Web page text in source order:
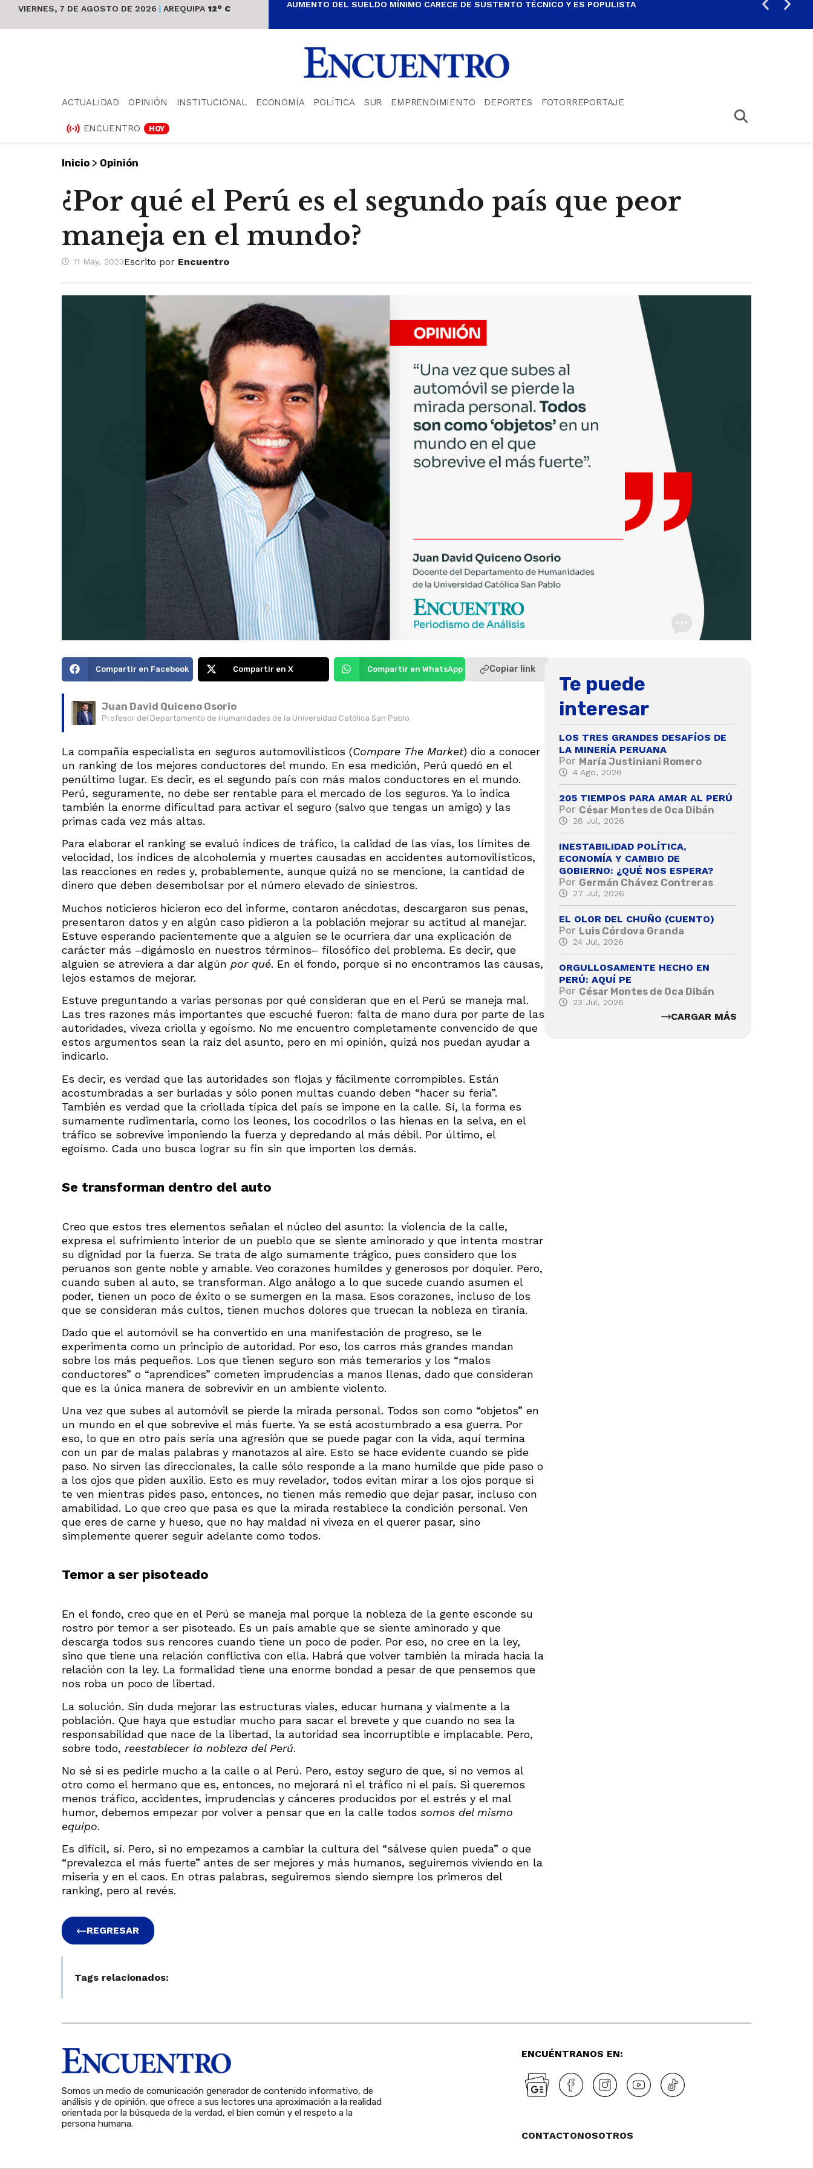
VIERNES, 7 DE AGOSTO DE 2026 | AREQUIPA 12° C AUMENTO DEL SUELDO MÍNIMO CARECE DE SUSTENTO TÉCNICO Y ES POPULISTA
ACTUALIDAD OPINIÓN INSTITUCIONAL ECONOMÍA POLÍTICA SUR EMPRENDIMIENTO DEPORTES FOTORREPORTAJE
ENCUENTRO HOY
Inicio > Opinión
¿Por qué el Perú es el segundo país que peor
maneja en el mundo?
11 May, 2023Escrito por Encuentro
Compartir en Facebook Compartir en X Compartir en WhatsApp Copiar link
Juan David Quiceno Osorio
Profesor del Departamento de Humanidades de la Universidad Católica San Pablo
La compañía especialista en seguros automovilísticos (Compare The Market) dio a conocer
un ranking de los mejores conductores del mundo. En esa medición, Perú quedó en el
penúltimo lugar. Es decir, es el segundo país con más malos conductores en el mundo.
Perú, seguramente, no debe ser rentable para el mercado de los seguros. Ya lo indica
también la enorme dificultad para activar el seguro (salvo que tengas un amigo) y las
primas cada vez más altas.
Para elaborar el ranking se evaluó índices de tráfico, la calidad de las vías, los límites de
velocidad, los índices de alcoholemia y muertes causadas en accidentes automovilísticos,
las reacciones en redes y, probablemente, aunque quizá no se mencione, la cantidad de
dinero que deben desembolsar por el número elevado de siniestros.
Muchos noticieros hicieron eco del informe, contaron anécdotas, descargaron sus penas,
presentaron datos y en algún caso pidieron a la población mejorar su actitud al manejar.
Estuve esperando pacientemente que a alguien se le ocurriera dar una explicación de
carácter más –digámoslo en nuestros términos– filosófico del problema. Es decir, que
alguien se atreviera a dar algún por qué. En el fondo, porque si no encontramos las causas,
lejos estamos de mejorar.
Estuve preguntando a varias personas por qué consideran que en el Perú se maneja mal.
Las tres razones más importantes que escuché fueron: falta de mano dura por parte de las
autoridades, viveza criolla y egoísmo. No me encuentro completamente convencido de que
estos argumentos sean la raíz del asunto, pero en mi opinión, quizá nos puedan ayudar a
indicarlo.
Es decir, es verdad que las autoridades son flojas y fácilmente corrompibles. Están
acostumbradas a ser burladas y sólo ponen multas cuando deben “hacer su feria”.
También es verdad que la criollada típica del país se impone en la calle. Sí, la forma es
sumamente rudimentaria, como los leones, los cocodrilos o las hienas en la selva, en el
tráfico se sobrevive imponiendo la fuerza y depredando al más débil. Por último, el
egoísmo. Cada uno busca lograr su fin sin que importen los demás.
Se transforman dentro del auto
Creo que estos tres elementos señalan el núcleo del asunto: la violencia de la calle,
expresa el sufrimiento interior de un pueblo que se siente aminorado y que intenta mostrar
su dignidad por la fuerza. Se trata de algo sumamente trágico, pues considero que los
peruanos son gente noble y amable. Veo corazones humildes y generosos por doquier. Pero,
cuando suben al auto, se transforman. Algo análogo a lo que sucede cuando asumen el
poder, tienen un poco de éxito o se sumergen en la masa. Esos corazones, incluso de los
que se consideran más cultos, tienen muchos dolores que truecan la nobleza en tiranía.
Dado que el automóvil se ha convertido en una manifestación de progreso, se le
experimenta como un principio de autoridad. Por eso, los carros más grandes mandan
sobre los más pequeños. Los que tienen seguro son más temerarios y los “malos
conductores” o “aprendices” cometen imprudencias a manos llenas, dado que consideran
que es la única manera de sobrevivir en un ambiente violento.
Una vez que subes al automóvil se pierde la mirada personal. Todos son como “objetos” en
un mundo en el que sobrevive el más fuerte. Ya se está acostumbrado a esa guerra. Por
eso, lo que en otro país sería una agresión que se puede pagar con la vida, aquí termina
con un par de malas palabras y manotazos al aire. Esto se hace evidente cuando se pide
paso. No sirven las direccionales, la calle sólo responde a la mano humilde que pide paso o
a los ojos que piden auxilio. Esto es muy revelador, todos evitan mirar a los ojos porque si
te ven mientras pides paso, entonces, no tienen más remedio que dejar pasar, incluso con
amabilidad. Lo que creo que pasa es que la mirada restablece la condición personal. Ven
que eres de carne y hueso, que no hay maldad ni viveza en el querer pasar, sino
simplemente querer seguir adelante como todos.
Temor a ser pisoteado
En el fondo, creo que en el Perú se maneja mal porque la nobleza de la gente esconde su
rostro por temor a ser pisoteado. Es un país amable que se siente aminorado y que
descarga todos sus rencores cuando tiene un poco de poder. Por eso, no cree en la ley,
sino que tiene una relación conflictiva con ella. Habrá que volver también la mirada hacia la
relación con la ley. La formalidad tiene una enorme bondad a pesar de que pensemos que
nos roba un poco de libertad.
La solución. Sin duda mejorar las estructuras viales, educar humana y vialmente a la
población. Que haya que estudiar mucho para sacar el brevete y que cuando no sea la
responsabilidad que nace de la libertad, la autoridad sea incorruptible e implacable. Pero,
sobre todo, reestablecer la nobleza del Perú.
No sé si es pedirle mucho a la calle o al Perú. Pero, estoy seguro de que, si no vemos al
otro como el hermano que es, entonces, no mejorará ni el tráfico ni el país. Si queremos
menos tráfico, accidentes, imprudencias y cánceres producidos por el estrés y el mal
humor, debemos empezar por volver a pensar que en la calle todos somos del mismo
equipo.
Es difícil, sí. Pero, si no empezamos a cambiar la cultura del “sálvese quien pueda” o que
“prevalezca el más fuerte” antes de ser mejores y más humanos, seguiremos viviendo en la
miseria y en el caos. En otras palabras, seguiremos siendo siempre los primeros del
ranking, pero al revés.
REGRESAR
Tags relacionados:
Te puede
interesar
LOS TRES GRANDES DESAFÍOS DE
LA MINERÍA PERUANA
Por María Justiniani Romero
4 Ago, 2026
205 TIEMPOS PARA AMAR AL PERÚ
Por César Montes de Oca Dibán
28 Jul, 2026
INESTABILIDAD POLÍTICA,
ECONOMÍA Y CAMBIO DE
GOBIERNO: ¿QUÉ NOS ESPERA?
Por Germán Chávez Contreras
27 Jul, 2026
EL OLOR DEL CHUÑO (CUENTO)
Por Luis Córdova Granda
24 Jul, 2026
ORGULLOSAMENTE HECHO EN
PERÚ: AQUÍ PE
Por César Montes de Oca Dibán
23 Jul, 2026
CARGAR MÁS
Somos un medio de comunicación generador de contenido informativo, de
análisis y de opinión, que ofrece a sus lectores una aproximación a la realidad
orientada por la búsqueda de la verdad, el bien común y el respeto a la
persona humana.
ENCUÉNTRANOS EN:
CONTACTONOSOTROS